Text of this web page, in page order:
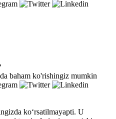
baham ko'rishingiz mumkin
ko‘rsatilmayapti. U